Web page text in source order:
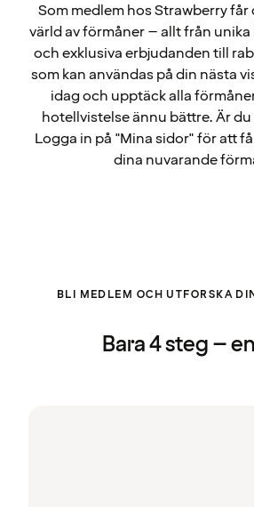
Som medlem hos Strawberry
värld av förmåner – allt från
och exklusiva erbjudanden till
som kan användas på din nästa
idag och upptäck alla
hotellvistelse ännu bättre. Är
Logga in på "Mina sidor" för att
dina nuvarande
BLI MEDLEM OCH UTFORSKA
Bara 4 steg –